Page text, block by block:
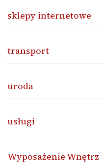
sklepy internetowe
transport
uroda
usługi
Wyposażenie Wnętrz